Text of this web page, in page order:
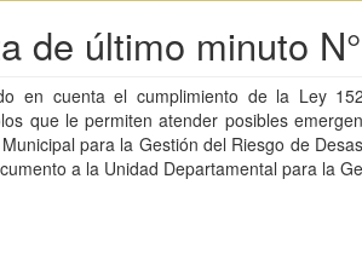
de último minuto
en cuenta el cumplimiento de la Ley
que le permiten atender posibles
para la Gestión del Riesgo de
a la Unidad Departamental para la